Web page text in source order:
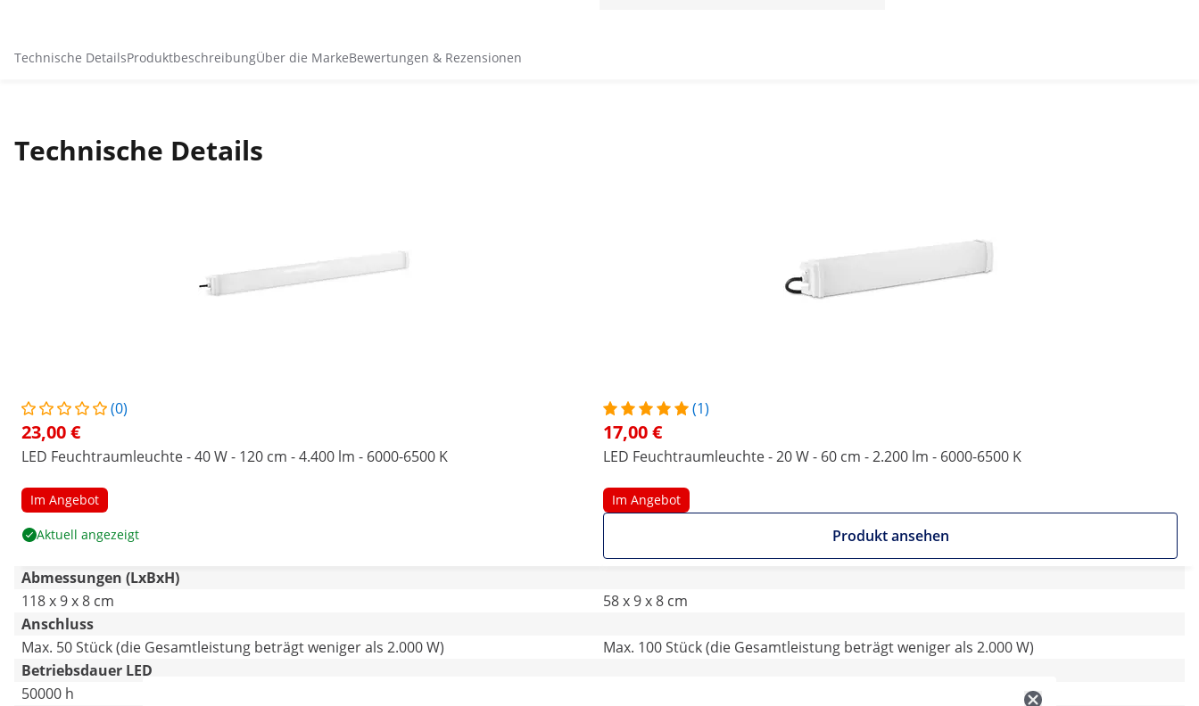
Technische DetailsProduktbeschreibungÜber die MarkeBewertungen & Rezensionen
Technische Details
(0)
23,00 €
LED Feuchtraumleuchte - 40 W - 120 cm - 4.400 lm - 6000-6500 K
Im Angebot
Aktuell angezeigt
(1)
17,00 €
LED Feuchtraumleuchte - 20 W - 60 cm - 2.200 lm - 6000-6500 K
Im Angebot
Produkt ansehen
Abmessungen (LxBxH)
118 x 9 x 8 cm
58 x 9 x 8 cm
Anschluss
Max. 50 Stück (die Gesamtleistung beträgt weniger als 2.000 W)
Max. 100 Stück (die Gesamtleistung beträgt weniger als 2.000 W)
Betriebsdauer LED
50000 h